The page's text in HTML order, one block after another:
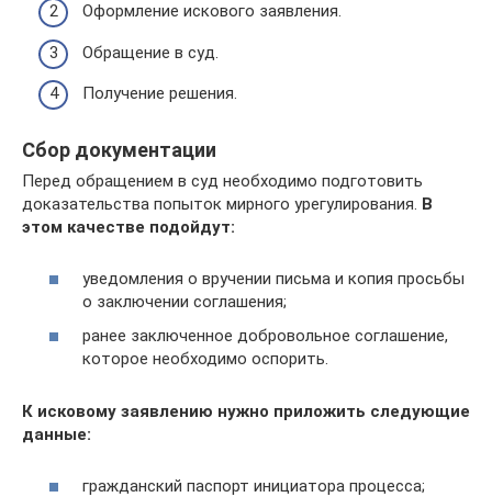
Оформление искового заявления.
Обращение в суд.
Получение решения.
Сбор документации
Перед обращением в суд необходимо подготовить
доказательства попыток мирного урегулирования. В
этом качестве подойдут:
уведомления о вручении письма и копия просьбы
о заключении соглашения;
ранее заключенное добровольное соглашение,
которое необходимо оспорить.
К исковому заявлению нужно приложить следующие
данные:
гражданский паспорт инициатора процесса;